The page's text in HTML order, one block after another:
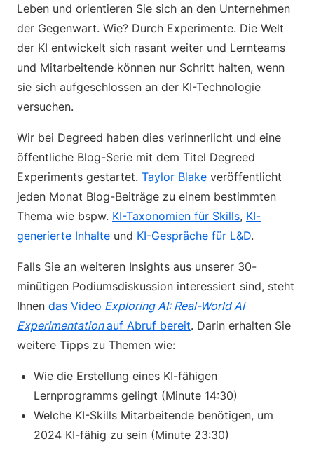
Leben und orientieren Sie sich an den Unternehmen
der Gegenwart. Wie? Durch Experimente. Die Welt
der KI entwickelt sich rasant weiter und Lernteams
und Mitarbeitende können nur Schritt halten, wenn
sie sich aufgeschlossen an der KI-Technologie
versuchen.
Wir bei Degreed haben dies verinnerlicht und eine
öffentliche Blog-Serie mit dem Titel Degreed
Experiments gestartet. Taylor Blake veröffentlicht
jeden Monat Blog-Beiträge zu einem bestimmten
Thema wie bspw. KI-Taxonomien für Skills, KI-
generierte Inhalte und KI-Gespräche für L&D.
Falls Sie an weiteren Insights aus unserer 30-
minütigen Podiumsdiskussion interessiert sind, steht
Ihnen das Video Exploring AI: Real-World AI
Experimentationauf Abruf bereit. Darin erhalten Sie
weitere Tipps zu Themen wie:
Wie die Erstellung eines KI-fähigen
Lernprogramms gelingt (Minute 14:30)
Welche KI-Skills Mitarbeitende benötigen, um
2024 KI-fähig zu sein (Minute 23:30)